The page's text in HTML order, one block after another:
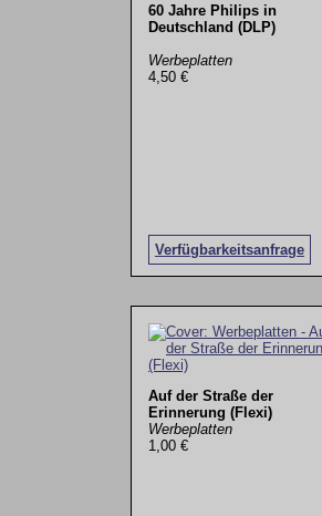
60 Jahre Philips in
Deutschland (DLP)
Werbeplatten
4,50 €
Verfügbarkeitsanfrage
Auf der Straße der
Erinnerung (Flexi)
Werbeplatten
1,00 €